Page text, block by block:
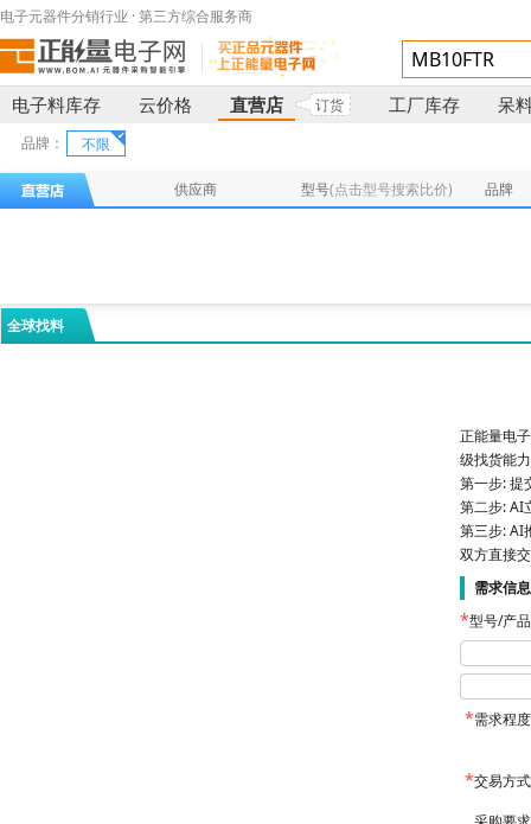
电子元器件分销行业 · 第三方综合服务商
电子料库存 云价格 直营店 订货 工厂库存 呆
品牌： 不限
供应商 型号(点击型号搜索比价) 品牌
全球找料
正能量电
级找货能
第一步: 提
第二步: AI
第三步: AI
双方直接
需求信息
型号/产
需求程
交易方